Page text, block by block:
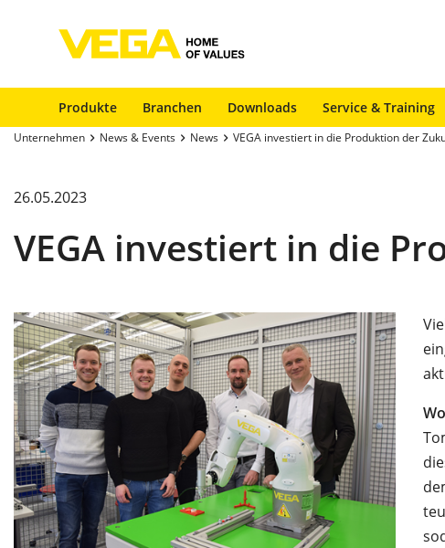
Produkte Branchen Downloads Service & Training
Unternehmen News & Events News VEGA investiert in die Produktion der
26.05.2023
VEGA investiert in die